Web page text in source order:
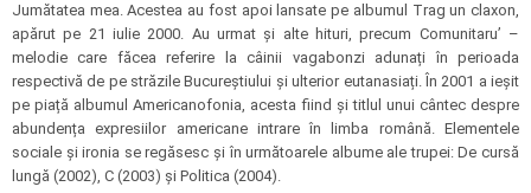
Jumătatea mea. Acestea au fost apoi lansate pe albumul Trag un claxon,
apărut pe 21 iulie 2000. Au urmat și alte hituri, precum Comunitaru’ –
melodie care făcea referire la câinii vagabonzi adunați în perioada
respectivă de pe străzile Bucureștiului și ulterior eutanasiați. În 2001 a ieșit
pe piață albumul Americanofonia, acesta fiind și titlul unui cântec despre
abundența expresiilor americane intrare în limba română. Elementele
sociale și ironia se regăsesc și în următoarele albume ale trupei: De cursă
lungă (2002), C (2003) și Politica (2004).